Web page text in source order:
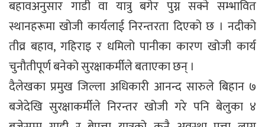
बहावअनुसार गाडी वा यात्रु बगेर पुग्न सक्ने सम्भावित
स्थानहरूमा खोजी कार्यलाई निरन्तरता दिएको छ । नदीको
तीव्र बहाव, गहिराइ र धमिलो पानीका कारण खोजी कार्य
चुनौतीपूर्ण बनेको सुरक्षाकर्मीले बताएका छन् ।
दैलेखका प्रमुख जिल्ला अधिकारी आनन्द सारुले बिहान ७
बजेदेखि सुरक्षाकर्मीले निरन्तर खोजी गरे पनि बेलुका ४